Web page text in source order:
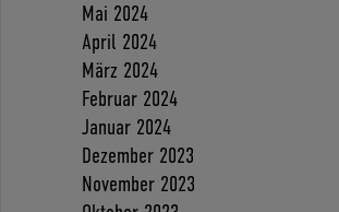
Mai 2024
April 2024
März 2024
Februar 2024
Januar 2024
Dezember 2023
November 2023